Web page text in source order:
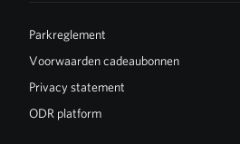
Parkreglement
Voorwaarden cadeaubonnen
Privacy statement
ODR platform